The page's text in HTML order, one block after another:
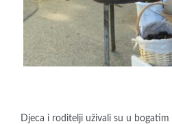
Djeca i roditelji uživali su u